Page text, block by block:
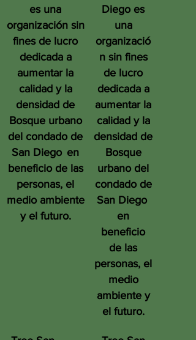
es una
organización sin
fines de lucro
dedicada a
aumentar la
calidad y la
densidad de
Bosque urbano
del condado de
San Diego en
beneficio de las
personas, el
medio ambiente
y el futuro.
Diego es
una
organizació
n sin fines
de lucro
dedicada a
aumentar la
calidad y la
densidad de
Bosque
urbano del
condado de
San Diego
en
beneficio
de las
personas, el
medio
ambiente y
el futuro.